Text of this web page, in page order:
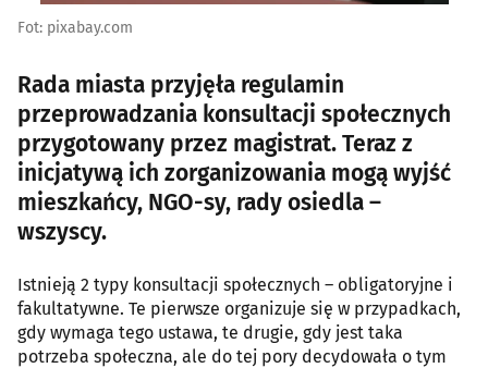
Fot: pixabay.com
Rada miasta przyjęła regulamin
przeprowadzania konsultacji społecznych
przygotowany przez magistrat. Teraz z
inicjatywą ich zorganizowania mogą wyjść
mieszkańcy, NGO-sy, rady osiedla –
wszyscy.
Istnieją 2 typy konsultacji społecznych – obligatoryjne i
fakultatywne. Te pierwsze organizuje się w przypadkach,
gdy wymaga tego ustawa, te drugie, gdy jest taka
potrzeba społeczna, ale do tej pory decydowała o tym